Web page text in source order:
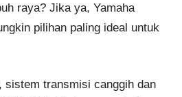
raya? Jika ya, Yamaha
pilihan paling ideal untuk
sistem transmisi canggih dan